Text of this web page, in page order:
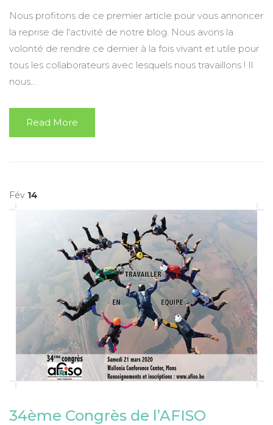
Nous profitons de ce premier article pour vous annoncer
la reprise de l'activité de notre blog. Nous avons la
volonté de rendre ce dernier à la fois vivant et utile pour
tous les collaborateurs avec lesquels nous travaillons ! Il
nous...
Read More
Fév 14
34ème Congrès de l’AFISO